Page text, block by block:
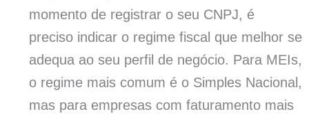
momento de registrar o seu CNPJ, é
preciso indicar o regime fiscal que melhor se
adequa ao seu perfil de negócio. Para MEIs,
o regime mais comum é o Simples Nacional,
mas para empresas com faturamento mais